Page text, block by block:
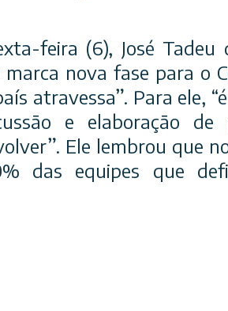
feira (6), José Tadeu
nova fase para o
atravessa”. Para ele,
e elaboração de
Ele lembrou que
das equipes que